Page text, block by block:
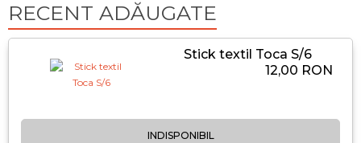
RECENT ADĂUGATE
Stick textil Toca S/6
12,00 RON
INDISPONIBIL